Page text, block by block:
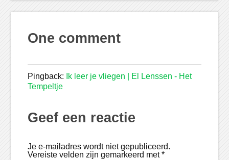
One comment
Pingback:
Ik leer je vliegen | El Lenssen - Het
Tempeltje
Geef een reactie
Je e-mailadres wordt niet gepubliceerd.
Vereiste velden zijn gemarkeerd met*